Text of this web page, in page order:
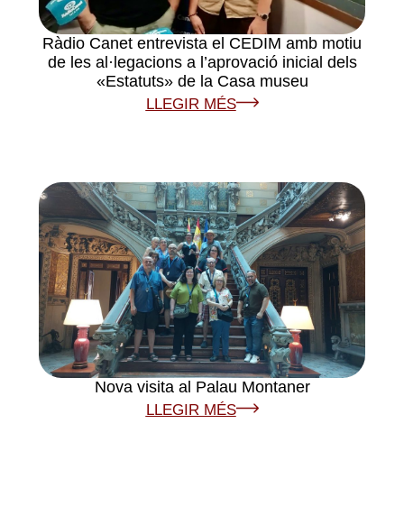
Ràdio Canet entrevista el CEDIM amb motiu
de les al·legacions a l’aprovació inicial dels
«Estatuts» de la Casa museu
LLEGIR MÉS
Nova visita al Palau Montaner
LLEGIR MÉS